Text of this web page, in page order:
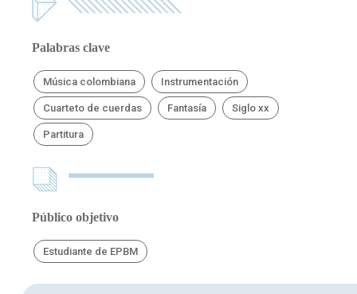
Palabras clave
Música colombiana Instrumentación
Cuarteto de cuerdas Fantasía Siglo xx
Partitura
Público objetivo
Estudiante de EPBM